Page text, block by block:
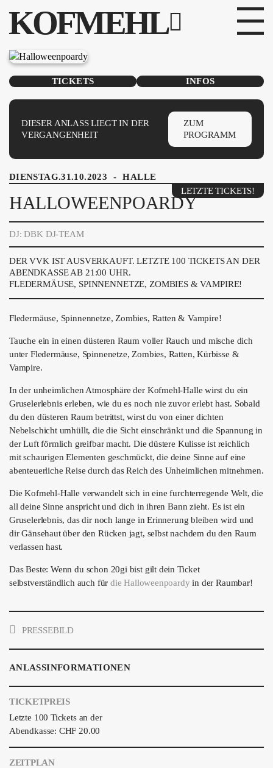
KOFMEHL
PROGRAMM
FABRIKGEFLÜSTER
GALERIE
FOTOGALERIE
PHOTOMAT
INFOS
KONTAKT
ÜBER UNS
GÖNNEREI
SHOP
MITMACHEN
TICKETS INFOS
DIESER ANLASS LIEGT IN DER
VERGANGENHEIT
ZUM
PROGRAMM
DIENSTAG.31.10.2023 - HALLE
HALLOWEENPOARDY
LETZTE TICKETS!
DJ: DBK DJ-TEAM
DER VVK IST AUSVERKAUFT. LETZTE 100 TICKETS AN DER
ABENDKASSE AB 21:00 UHR.
FLEDERMÄUSE, SPINNENNETZE, ZOMBIES & VAMPIRE!
Fledermäuse, Spinnennetze, Zombies, Ratten & Vampire!
Tauche ein in einen düsteren Raum voller Rauch und mische dich
unter Fledermäuse, Spinnenetze, Zombies, Ratten, Kürbisse &
Vampire.
In der unheimlichen Atmosphäre der Kofmehl-Halle wirst du ein
Gruselerlebnis erleben, wie du es noch nie zuvor erlebt hast. Sobald
du den düsteren Raum betrittst, wirst du von einer dichten
Nebelschicht umhüllt, die die Sicht einschränkt und die Spannung in
der Luft förmlich greifbar macht. Die düstere Kulisse ist reichlich
mit schaurigen Elementen geschmückt, die deine Sinne auf eine
abenteuerliche Reise durch das Reich des Unheimlichen mitnehmen.
Die Kofmehl-Halle verwandelt sich in eine furchterregende Welt, die
all deine Sinne anspricht und dich in ihren Bann zieht. Es ist ein
Gruselerlebnis, das dir noch lange in Erinnerung bleiben wird und
dir Gänsehaut über den Rücken jagt, selbst nachdem du den Raum
verlassen hast.
Das Beste: Wenn du schon 20gi bist gilt dein Ticket
selbstverständlich auch für die Halloweenpoardy in der Raumbar!
PRESSEBILD
ANLASSINFORMATIONEN
TICKETPREIS
Letzte 100 Tickets an der
Abendkasse: CHF 20.00
ZEITPLAN